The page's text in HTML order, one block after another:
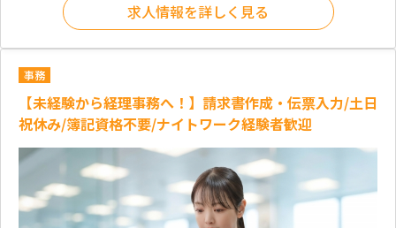
求人情報を詳しく見る
事務
【未経験から経理事務へ！】請求書作成・伝票入力/土日
祝休み/簿記資格不要/ナイトワーク経験者歓迎